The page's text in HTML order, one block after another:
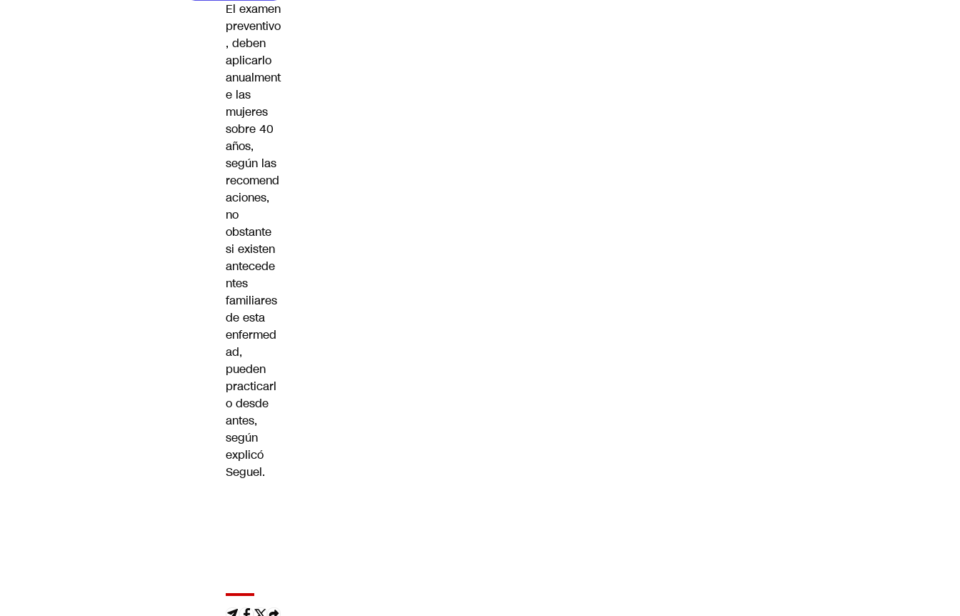
El examen
preventivo
, deben
aplicarlo
anualment
e las
mujeres
sobre 40
años,
según las
recomend
aciones,
no
obstante
si existen
antecede
ntes
familiares
de esta
enfermed
ad,
pueden
practicarl
o desde
antes,
según
explicó
Seguel.